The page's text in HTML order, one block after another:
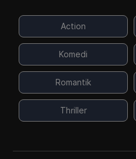
Action
Komedi
Romantik
Thriller